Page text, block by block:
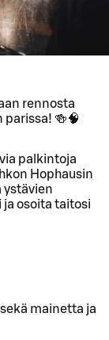
rennosta
🍻🧠
palkintoja
Hophausin
ystävien
ja osoita taitosi
mainetta ja